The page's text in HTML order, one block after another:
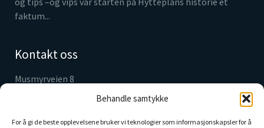
Behandle samtykke
For å gi de beste opplevelsene bruker vi teknologier som informasjonskapsler for å
faktum...
Kontakt oss
Musmyrveien 8
info@hytteplan.no